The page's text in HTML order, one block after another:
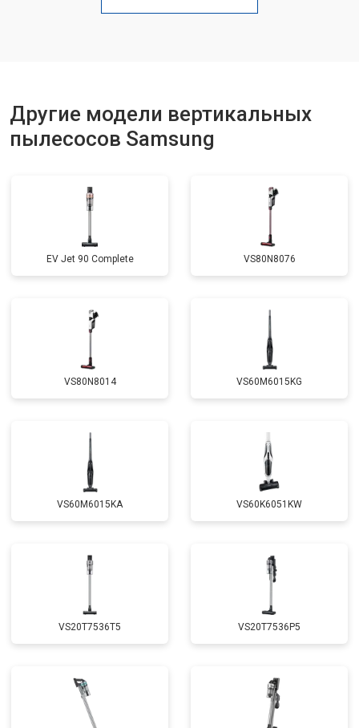
Другие модели вертикальных
пылесосов Samsung
EV Jet 90 Complete VS80N8076
VS80N8014 VS60M6015KG
VS60M6015KA VS60K6051KW
VS20T7536T5 VS20T7536P5